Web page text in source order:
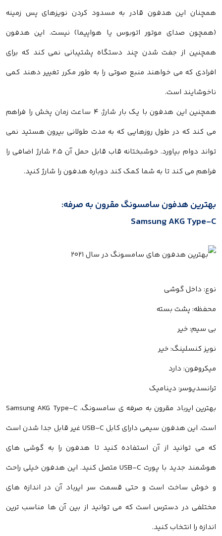
همچنان این هدفون قادر به مسدود کردن نویزهای پس زمینه
(همچون صدای موتور اتوبوس یا هواپیما) نیست. این هدفون
همچنین از جفت شدن چند دستگاه پشتیبانی نمی کند که برای
افرادی که می خواهند منبع صوتی را به طور مکرر تغییر دهند کمی
ناخوشایند است.
همچنین این هدفون با یک بار شارژ، ۴ ساعت زمان پخش را فراهم
می کند که در طول روزهایی که به مدت طولانی بیرون هستید نمی
تواند دوام بیاورد. خوشبختانه قاب قابل حمل آن ۲.۵ شارژ اضافی را
فراهم می کند تا به شما کمک کند دوباره هدفون را شارژ کنید.
بهترین هدفون سامسونگ مقرون به صرفه:
Samsung AKG Type-C
نوع: داخل گوشی
محفظه: پشت بسته
بی سیم: خیر
نویز کنسلینگ: خیر
میکروفون: دارد
ترانسدیوسر: دینامیک
بهترین ایرباد مقرون به صرفه ی سامسونگ، Samsung AKG Type-C
است. این هدفون سیمی دارای کابل USB-C غیر قابل جدا شدن است
که می توانید از آن استفاده کنید تا هدفون را به گوشی های
هوشمند جدید با پورت USB-C متصل کنید. این هدفون خیلی راحت
و خوش ساخت است و حتی قسمت سر ایرباد آن در اندازه های
مختلفی در دسترس است که می توانید از بین آن ها مناسب ترین
اندازه را انتخاب کنید.